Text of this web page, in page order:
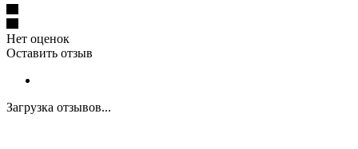
Нет оценок
Оставить отзыв
Загрузка отзывов...